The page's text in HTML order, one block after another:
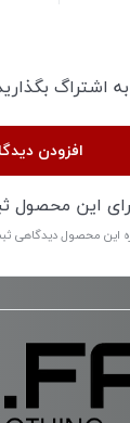
اشتراگ
افزودن
این محصول
این محصول دیدگاهی